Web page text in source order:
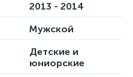
2013 - 2014
Мужской
Детские и
юниорские